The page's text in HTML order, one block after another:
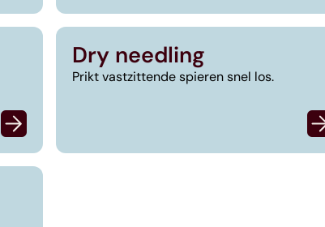
Dry needling
Prikt vastzittende spieren snel los.